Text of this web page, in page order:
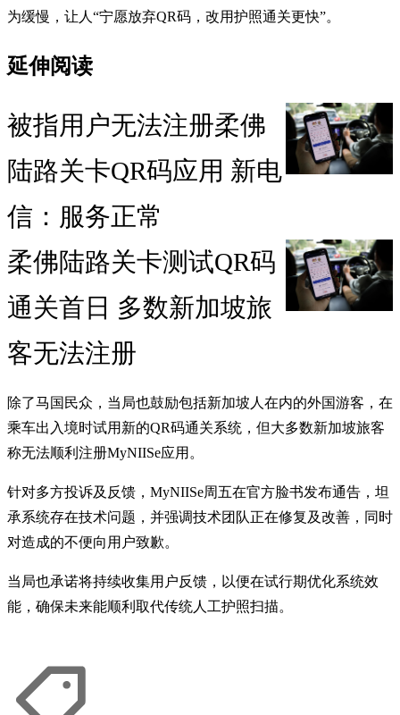
为缓慢，让人“宁愿放弃QR码，改用护照通关更快”。
延伸阅读
被指用户无法注册柔佛
陆路关卡QR码应用 新电
信：服务正常
柔佛陆路关卡测试QR码
通关首日 多数新加坡旅
客无法注册
除了马国民众，当局也鼓励包括新加坡人在内的外国游客，在
乘车出入境时试用新的QR码通关系统，但大多数新加坡旅客
称无法顺利注册MyNIISe应用。
针对多方投诉及反馈，MyNIISe周五在官方脸书发布通告，坦
承系统存在技术问题，并强调技术团队正在修复及改善，同时
对造成的不便向用户致歉。
当局也承诺将持续收集用户反馈，以便在试行期优化系统效
能，确保未来能顺利取代传统人工护照扫描。